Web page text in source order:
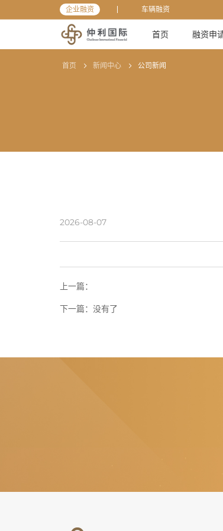
企业融资 车辆融资
首页 融资申
首页 新闻中心 公司新闻
2026-08-07
上一篇：
下一篇： 没有了